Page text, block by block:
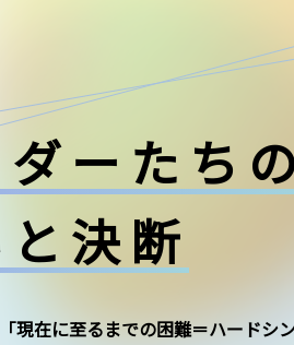
ーたちの
決断
現在に至るまでの困難＝ハードシ